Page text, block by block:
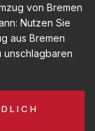
von Bremen
Nutzen Sie
aus Bremen
unschlagbaren